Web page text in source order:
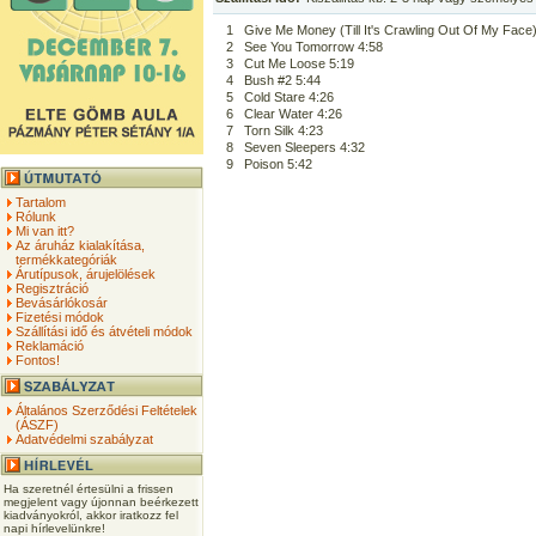
Tartalom
Rólunk
Mi van itt?
Az áruház kialakítása,
termékkategóriák
Árutípusok, árujelölések
Regisztráció
Bevásárlókosár
Fizetési módok
Szállítási idő és átvételi módok
Reklamáció
Fontos!
Általános Szerződési Feltételek
(ÁSZF)
Adatvédelmi szabályzat
Ha szeretnél értesülni a frissen
megjelent vagy újonnan beérkezett
kiadványokról, akkor iratkozz fel
napi hírlevelünkre!
1
Give Me Money (Till It's Crawling Out Of My
2
See You Tomorrow 4:58
3
Cut Me Loose 5:19
4
Bush #2 5:44
5
Cold Stare 4:26
6
Clear Water 4:26
7
Torn Silk 4:23
8
Seven Sleepers 4:32
9
Poison 5:42